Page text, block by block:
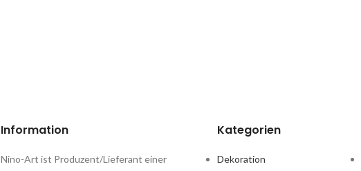
Information
Nino-Art ist Produzent/Lieferant einer
Kategorien
Dekoration